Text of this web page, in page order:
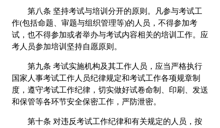
第八条 坚持考试与培训分开的原则。凡参与考试工
作(包括命题、审题与组织管理等)的人员，不得参加考
试，也不得参加或者举办与考试内容相关的培训工作。应
考人员参加培训坚持自愿原则。
第九条 考试实施机构及其工作人员，应当严格执行
国家人事考试工作人员纪律规定和考试工作各项规章制
度，遵守考试工作纪律，切实做好试卷命制、印刷、发送
和保管等各环节安全保密工作，严防泄密。
第十条 对违反考试工作纪律和有关规定的人员，按